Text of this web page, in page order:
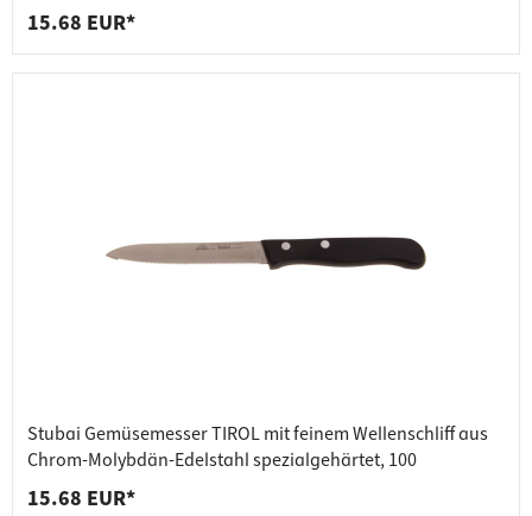
15.68 EUR*
Stubai Gemüsemesser TIROL mit feinem Wellenschliff aus
Chrom-Molybdän-Edelstahl spezialgehärtet, 100
15.68 EUR*